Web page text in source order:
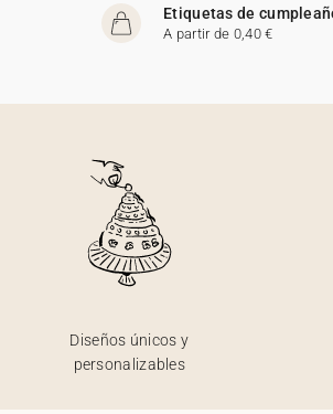
Etiquetas de
A partir de 0,40 €
Diseños únicos y
personalizables